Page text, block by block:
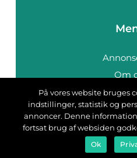
Om
På vores website bruges
indstillinger, statistik og
annoncer. Denne
fortsat brug af websiden
Ok